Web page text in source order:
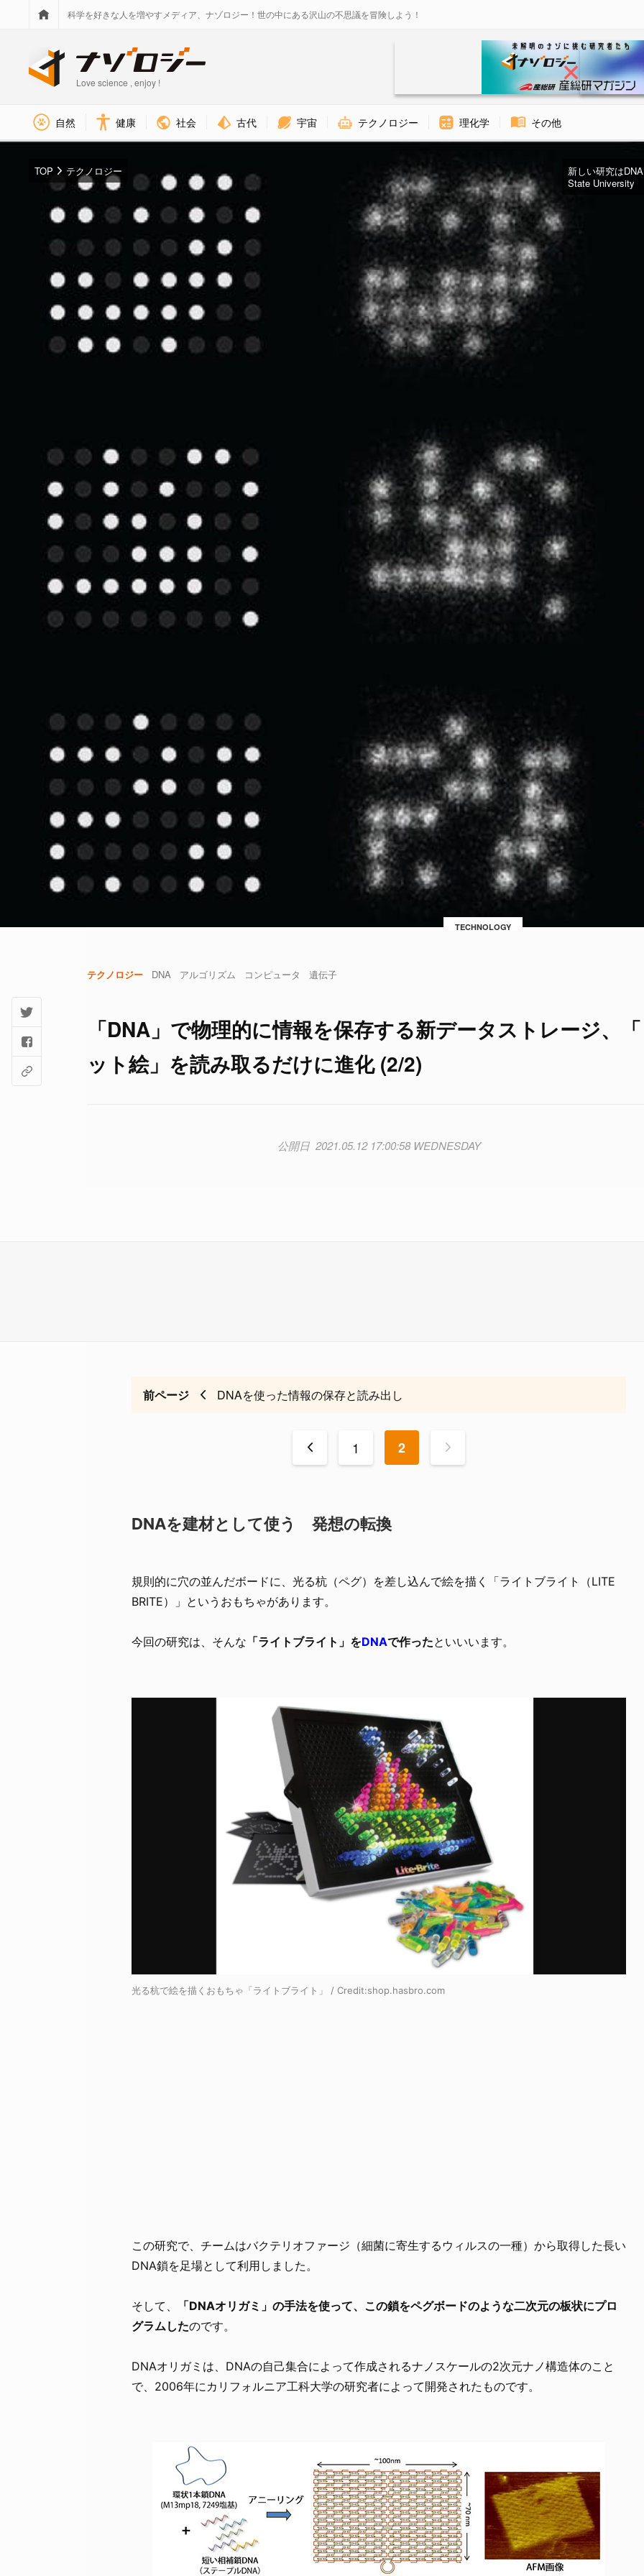
科学を好きな人を増やすメディア、ナゾロジー！世の中にある沢山の不思議を冒険しよう！
Love science , enjoy !
自然 健康 社会 古代 宇宙 テクノロジー 理化学 その他
新しい研究は
State University
TECHNOLOGY
TOP テクノロジー
テクノロジー DNA アルゴリズム コンピュータ 遺伝子
「DNA」で物理的に情報を保存する新データストレージ、
ット絵」を読み取るだけに進化 (2/2)
2021.05.12 17:00:58 WEDNESDAY
前ページ DNAを使った情報の保存と読み出し
< 1 2 >
DNAを建材として使う 発想の転換
規則的に穴の並んだボードに、光る杭（ペグ）を差し込んで絵を描く「ライトブライト（LITE
BRITE）」というおもちゃがあります。
今回の研究は、そんな 「ライトブライト」をDNAで作ったといいいます。
光る杭で絵を描くおもちゃ「ライトブライト」 / Credit:shop.hasbro.com
この研究で、チームはバクテリオファージ（細菌に寄生するウィルスの一種）から取得した長い
DNA鎖を足場として利用しました。
そして、
「DNAオリガミ」の手法を使って、この鎖をペグボードのような二次元の板状にプロ
グラムしたのです。
DNAオリガミは、DNAの自己集合によって作成されるナノスケールの2次元ナノ構造体のこと
で、2006年にカリフォルニア工科大学の研究者によって開発されたものです。